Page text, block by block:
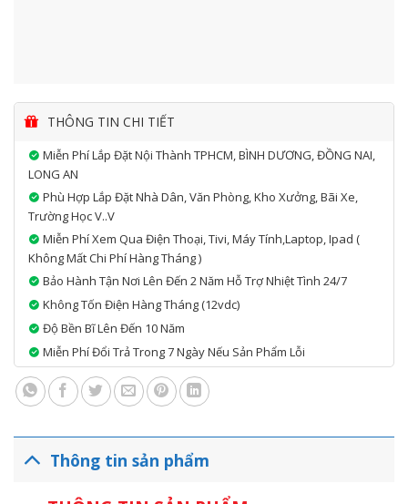
THÔNG TIN CHI TIẾT
Miễn Phí Lắp Đặt Nội Thành TPHCM, BÌNH DƯƠNG, ĐỒNG NAI,
LONG AN
Phù Hợp Lắp Đặt Nhà Dân, Văn Phòng, Kho Xưởng, Bãi Xe,
Trường Học V..v
Miễn Phí Xem Qua Điện Thoại, Tivi, Máy Tính,laptop, Ipad (
Không Mất Chi Phí Hàng Tháng )
Bảo Hành Tận Nơi Lên Đến 2 Năm Hỗ Trợ Nhiệt Tình 24/7
Không Tốn Điện Hàng Tháng (12vdc)
Độ Bền Bĩ Lên Đến 10 Năm
Miễn Phí Đổi Trả Trong 7 Ngày Nếu Sản Phẩm Lỗi
Thông tin sản phẩm